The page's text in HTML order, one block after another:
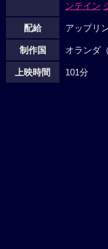
ンテイン
配給 アップリ
制作国 オランダ
上映時間 101分